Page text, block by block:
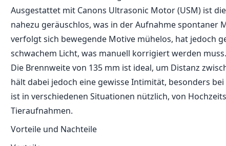
beeindruckend scharfe Bilder, selbst bei voller Blende
Wahl für Situationen mit schwachem Licht macht. Die
Bokeh dank ihrer 8-blättrigen Blende, die Hintergründe
ein entscheidendes Merkmal für die Porträtfotografie.
Chromatische Aberration ist gut kontrolliert, obwohl
Szenen möglicherweise eine leichte Farbsäume
hervorragende Leistung über das gesamte Bildfeld
lebendigen Farben und den hohen Kontrast
Autofokus und Handhabung